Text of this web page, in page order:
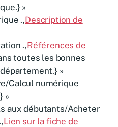
»
.,Description de
.,Références de
toutes les bonnes
»
Calcul numérique
»
aux débutants/Acheter
Lien sur la fiche de